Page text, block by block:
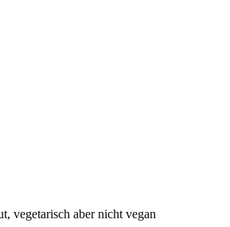
vegetarisch aber nicht vegan